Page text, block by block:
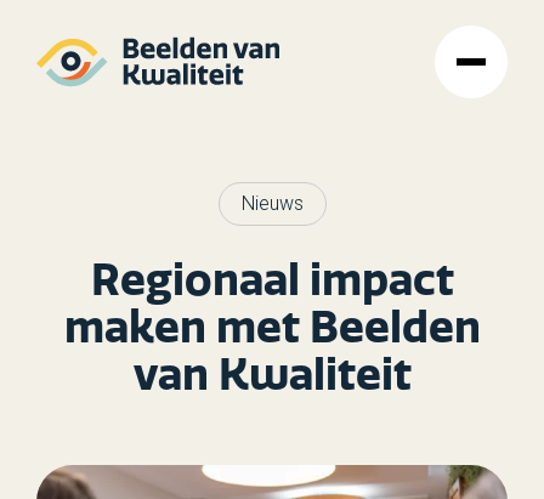
Nieuws
Regionaal impact
maken met Beelden
van Kwaliteit